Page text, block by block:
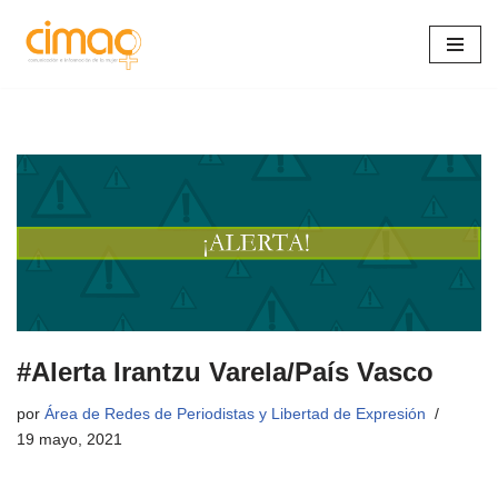
Saltar
#Alerta Irantzu Varela/País Vasco
por Área de Redes de Periodistas y Libertad de Expresión
19 mayo, 2021